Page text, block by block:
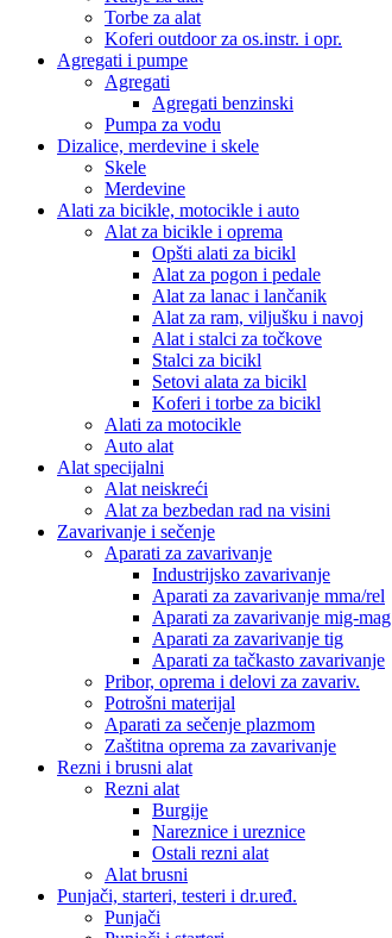
Torbe za alat
Koferi outdoor za os.instr. i opr.
Agregati i pumpe
Agregati
Agregati benzinski
Pumpa za vodu
Dizalice, merdevine i skele
Skele
Merdevine
Alati za bicikle, motocikle i auto
Alat za bicikle i oprema
Opšti alati za bicikl
Alat za pogon i pedale
Alat za lanac i lančanik
Alat za ram, viljušku i navoj
Alat i stalci za točkove
Stalci za bicikl
Setovi alata za bicikl
Koferi i torbe za bicikl
Alati za motocikle
Auto alat
Alat specijalni
Alat neiskreći
Alat za bezbedan rad na visini
Zavarivanje i sečenje
Aparati za zavarivanje
Industrijsko zavarivanje
Aparati za zavarivanje mma/rel
Aparati za zavarivanje mig-mag
Aparati za zavarivanje tig
Aparati za tačkasto zavarivanje
Pribor, oprema i delovi za zavariv.
Potrošni materijal
Aparati za sečenje plazmom
Zaštitna oprema za zavarivanje
Rezni i brusni alat
Rezni alat
Burgije
Nareznice i ureznice
Ostali rezni alat
Alat brusni
Punjači, starteri, testeri i dr.uređ.
Punjači